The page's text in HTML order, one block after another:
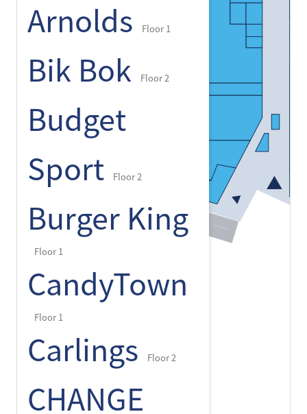
Arnolds Floor 1
Bik Bok Floor 2
Budget
Sport
Floor 2
Burger King
Floor 1
CandyTown
Floor 1
Carlings Floor 2
CHANGE